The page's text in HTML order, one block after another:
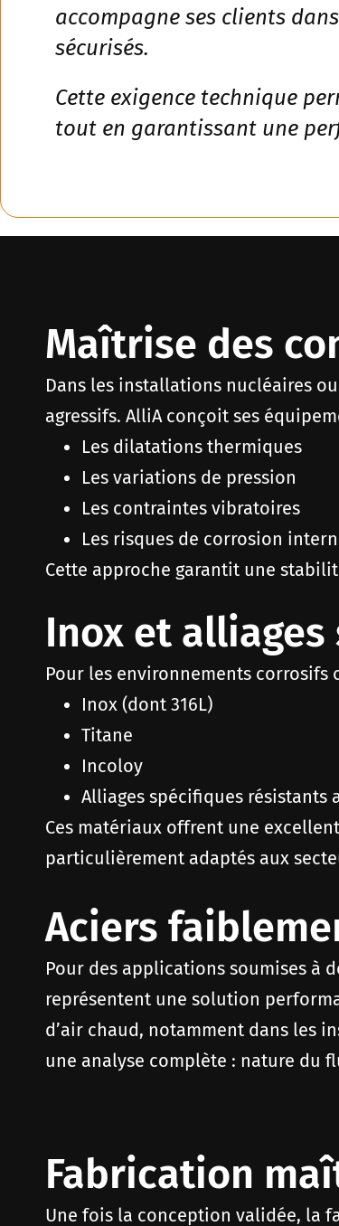
accompagne ses clients
sécurisés.
Cette exigence technique
tout en garantissant une
Maîtrise des
Dans les installations nucléaires
agressifs. AlliA conçoit ses
Les dilatations thermiques
Les variations de pression
Les contraintes vibratoires
Les risques de corrosion
Cette approche garantit une
Inox et alliages
Pour les environnements corrosifs
Inox (dont 316L)
Titane
Incoloy
Alliages spécifiques résistants
Ces matériaux offrent une
particulièrement adaptés aux
Aciers
Pour des applications soumises à
représentent une solution
d’air chaud, notamment dans les
une analyse complète : nature du
Fabrication
Une fois la conception validée, la